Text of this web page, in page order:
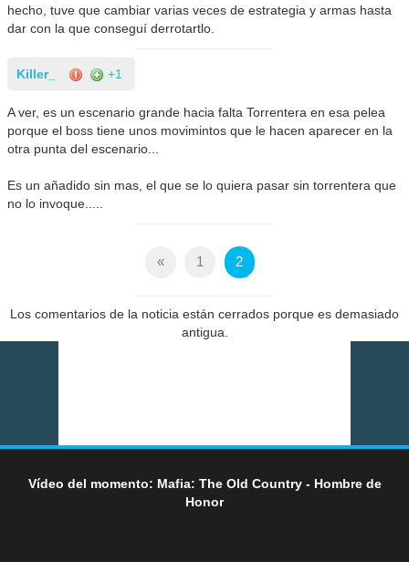
hecho, tuve que cambiar varias veces de estrategia y armas hasta
dar con la que conseguí derrotartlo.
Killer_ +1
A ver, es un escenario grande hacia falta Torrentera en esa pelea
porque el boss tiene unos movimintos que le hacen aparecer en la
otra punta del escenario...
Es un añadido sin mas, el que se lo quiera pasar sin torrentera que
no lo invoque.....
« 1 2
Los comentarios de la noticia están cerrados porque es demasiado
antigua.
Vídeo del momento: Mafia: The Old Country - Hombre de
Honor